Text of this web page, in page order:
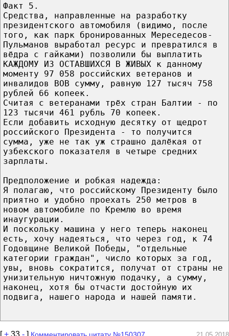
Факт 5.
Средства, направленные на разработку
президентского автомобиля (видимо, после
того, как парк бронированных Мереседесов-
Пульманов выработал ресурс и превратился в
вёдра с гайками) позволили бы выплатить
КАЖДОМУ ИЗ ОСТАВШИХСЯ В ЖИВЫХ к данному
моменту 97 058 российских ветеранов и
инвалидов ВОВ сумму, равную 127 тысяч 758
рублей 66 копеек.
Считая с ветеранами трёх стран Балтии - по
123 тысячи 461 рубль 70 копеек.
Если добавить исходную десятку от щедрот
российского Президента - то получится
сумма, уже не так уж страшно далёкая от
узбекского показателя в четыре средних
зарплаты.
Предположение и робкая надежда:
Я полагаю, что российскому Президенту было
приятно и удобно проехать 250 метров в
новом автомобиле по Кремлю во время
инаугурации.
И поскольку машина у него теперь наконец
есть, хочу надеяться, что через год, к 74
Годовщине Великой Победы, "отдельные
категории граждан", число которых за год,
увы, вновь сократится, получат от страны не
унизительную ничтожную подачку, а сумму,
наконец, хотя бы отчасти достойную их
подвига, нашего народа и нашей памяти.
[+ 33 - ] Комментировать цитату №150307